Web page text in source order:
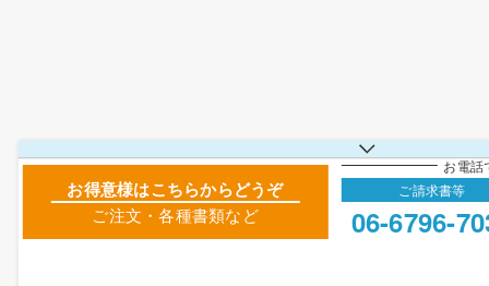
お得意様はこちらからどうぞ
ご注文・各種書類など
お電話
ご請求書等
06-6796-